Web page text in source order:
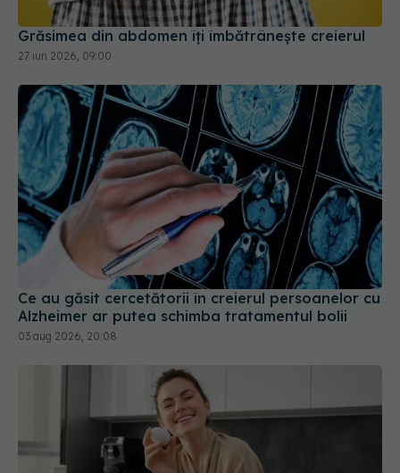
Grăsimea din abdomen îți îmbătrânește creierul
27 iun 2026, 09:00
Ce au găsit cercetătorii în creierul persoanelor cu
Alzheimer ar putea schimba tratamentul bolii
03 aug 2026, 20:08